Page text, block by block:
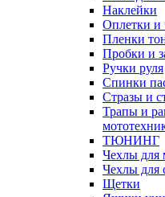
Наклейки
Оплетки и
Пленки
Пробки и
Ручки руля
Спинки
Стразы и
Трапы и
ТЮНИНГ
Чехлы для
Чехлы для
Щетки